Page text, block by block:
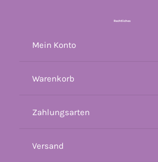
Rechtliches
Mein Konto
Warenkorb
Zahlungsarten
Versand